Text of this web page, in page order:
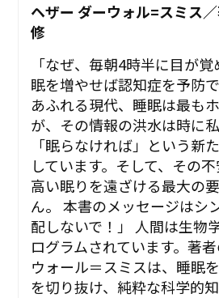
ヘザー ダーウォル=スミス
修
「なぜ、毎朝4時半に目が
眠を増やせば認知症を予防
あふれる現代、睡眠は最も
が、その情報の洪水は時に
「眠らなければ」という新
しています。そして、その
高い眠りを遠ざける最大の
ん。 本書のメッセージはシ
配しないで！」 人間は生物
ログラムされています。著
ウォール＝スミスは、睡眠
を切り抜け、純粋な科学的